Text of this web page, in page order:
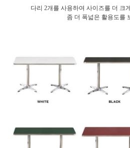
다리 2개를 사용하여 사이즈를 더 크
좀 더 폭넓은 활용도를